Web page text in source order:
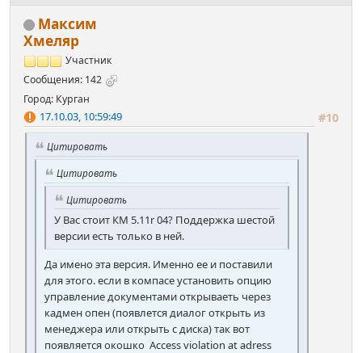
Максим
Хмеляр
Участник
Сообщения: 142
Город: Курган
#10
17.10.03, 10:59:49
Цитировать
Цитировать
Цитировать
У Вас стоит КМ 5.11r 04? Поддержка шестой
версии есть только в ней.
Да имено эта версия. Именно ее и поставили
для этого. если в компасе установить опцию
управление документами открываеть через
кадмен опен (появлется диалог открыть из
менеджера или открыть с диска) так вот
появляется окошко Access violation at adress